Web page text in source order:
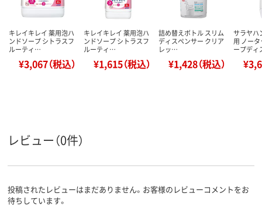
キレイキレイ 薬用泡ハ
ンドソープ シトラスフ
ルーティ…
¥3,067（税込）
キレイキレイ 薬用泡ハ
ンドソープ シトラスフ
ルーティ…
¥1,615（税込）
詰め替えボトル スリム
ディスペンサー クリア
レッ…
¥1,428（税込）
サラヤハ
用 ノー
ープデ
レビュー（0件）
投稿されたレビューはまだありません。お客様のレビューコメントをお
待ちしています。